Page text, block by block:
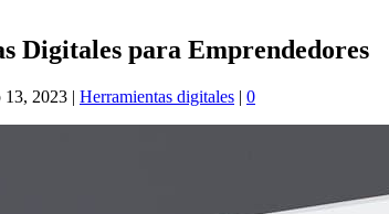
Digitales para Emprendedores
13, 2023 | Herramientas digitales | 0